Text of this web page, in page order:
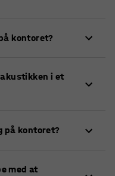
kontoret?
materialer
kan
i et
på gulvet
på kontoret?
forstyrrer dig så
med at